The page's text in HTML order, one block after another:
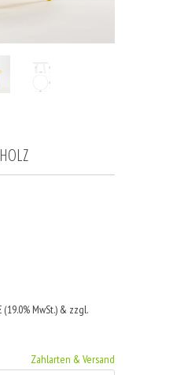
(19.0% MwSt.) & zzgl.
Zahlarten & Versand